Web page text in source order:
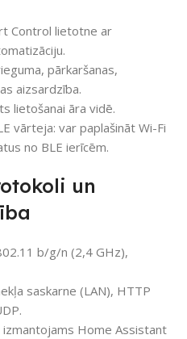
Control lietotne ar
pārkaršanas,
aizsardzība.
lietošanai āra vidē.
vārteja: var paplašināt Wi-Fi
no BLE ierīcēm.
un
b/g/n (2,4 GHz),
saskarne (LAN), HTTP
Home Assistant